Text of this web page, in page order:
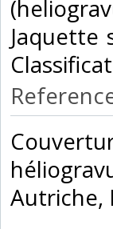
Jaquette
Autriche,